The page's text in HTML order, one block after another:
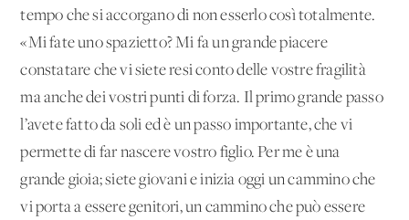
tempo che si accorgano di non esserlo così totalmente.
«Mi fate uno spazietto? Mi fa un grande piacere
constatare che vi siete resi conto delle vostre fragilità
ma anche dei vostri punti di forza. Il primo grande passo
l’avete fatto da soli ed è un passo importante, che vi
permette di far nascere vostro figlio. Per me è una
grande gioia; siete giovani e inizia oggi un cammino che
vi porta a essere genitori, un cammino che può essere